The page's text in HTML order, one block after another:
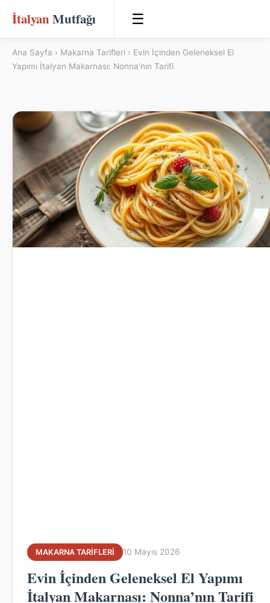
İtalyan Mutfağı ☰
Ana Sayfa › Makarna Tarifleri › Evin İçinden Geleneksel El
Yapımı İtalyan Makarnası: Nonna’nın Tarifi
MAKARNA TARIFLERI 10 Mayıs 2026
Evin İçinden Geleneksel El Yapımı
İtalyan Makarnası: Nonna’nın Tarifi